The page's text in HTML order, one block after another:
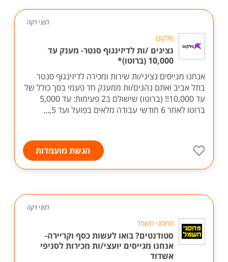
לפני דקה
סלקום
נציגים /ות לדיזינגוף סנטר- מענק עד
10,000 (ברוטו)*
אנחנו מגייסים נציגי/ות שירות ומכירה לדיזינגוף סנטר
בתל אביב ואתם נהנים/ות ממענק חד פעמי בסך כולל של
עד 10,000!! (ברוטו) שישולם ב2 פעימות: עד 5,000
ברוטו לאחר 6 חודשי עבודה מלאים בפועל ועד 5,...
הגשת מועמדות
לפני דקה
מחסני חשמל
סטודנטים? בואו לעשות כסף וקריירה-
אנחנו מגייסים יועצי/ות מכירות לסניפי
אשדוד